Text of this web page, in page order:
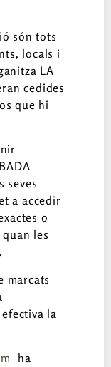
són tots
locals i
LA
cedides
que hi
seves
a accedir
o
les
marcats
la
ha